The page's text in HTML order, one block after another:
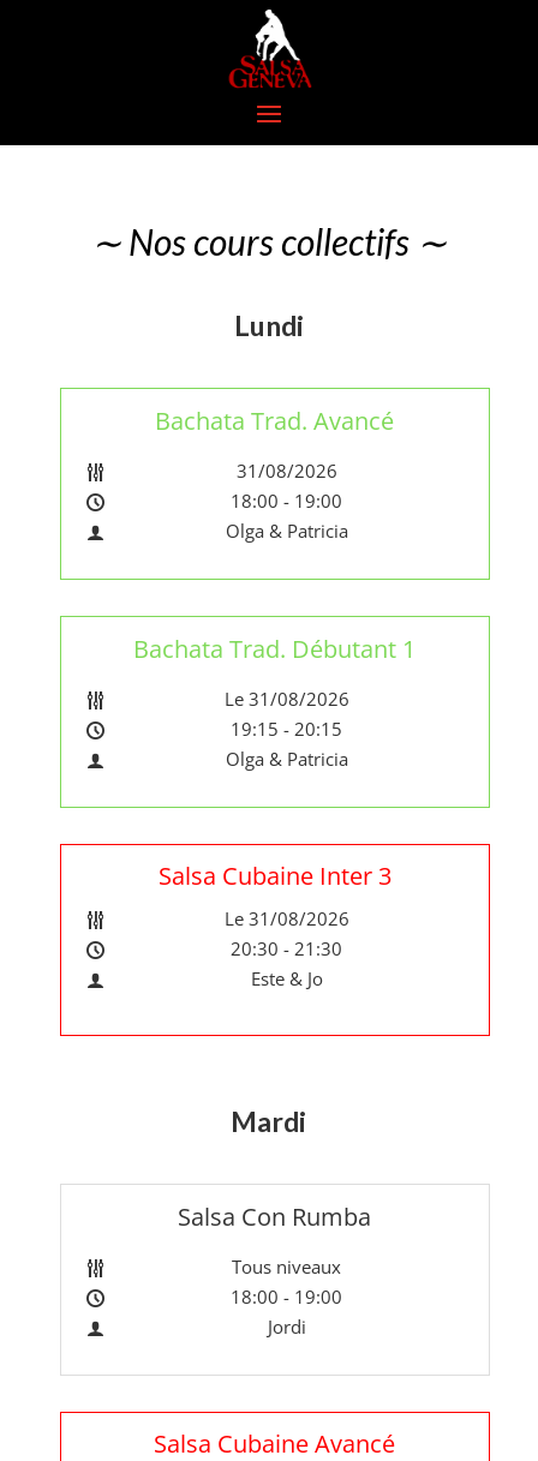
∼ Nos cours collectifs ∼
Lundi
Bachata Trad. Avancé
31/08/2026
18:00 - 19:00
Olga & Patricia
Bachata Trad. Débutant 1
Le 31/08/2026
19:15 - 20:15
Olga & Patricia
Salsa Cubaine Inter 3
Le 31/08/2026
20:30 - 21:30
Este & Jo
Mardi
Salsa Con Rumba
Tous niveaux
18:00 - 19:00
Jordi
Salsa Cubaine Avancé